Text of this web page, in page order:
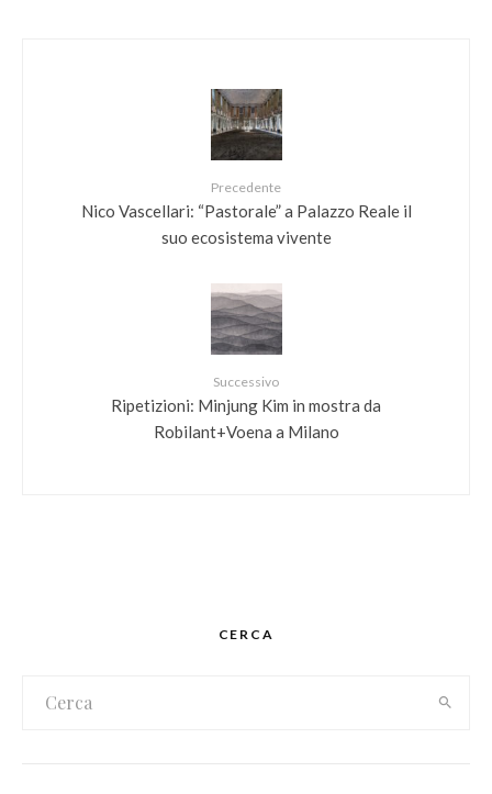
Precedente
Nico Vascellari: “Pastorale” a Palazzo Reale il
suo ecosistema vivente
Successivo
Ripetizioni: Minjung Kim in mostra da
Robilant+Voena a Milano
CERCA